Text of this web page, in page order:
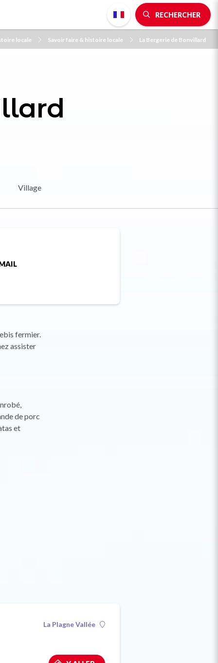
RECHERCHER
locale Savoir faire & histoire locale La Bergerie de Bonvillard
Village
fermier.
assister
de porc
et
La Plagne Vallée